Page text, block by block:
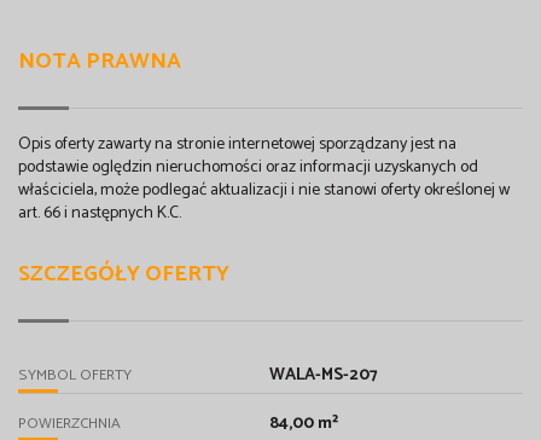
NOTA PRAWNA
Opis oferty zawarty na stronie internetowej sporządzany jest na
podstawie oględzin nieruchomości oraz informacji uzyskanych od
właściciela, może podlegać aktualizacji i nie stanowi oferty określonej w
art. 66 i następnych K.C.
SZCZEGÓŁY OFERTY
SYMBOL OFERTY WALA-MS-207
POWIERZCHNIA 84,00 m²